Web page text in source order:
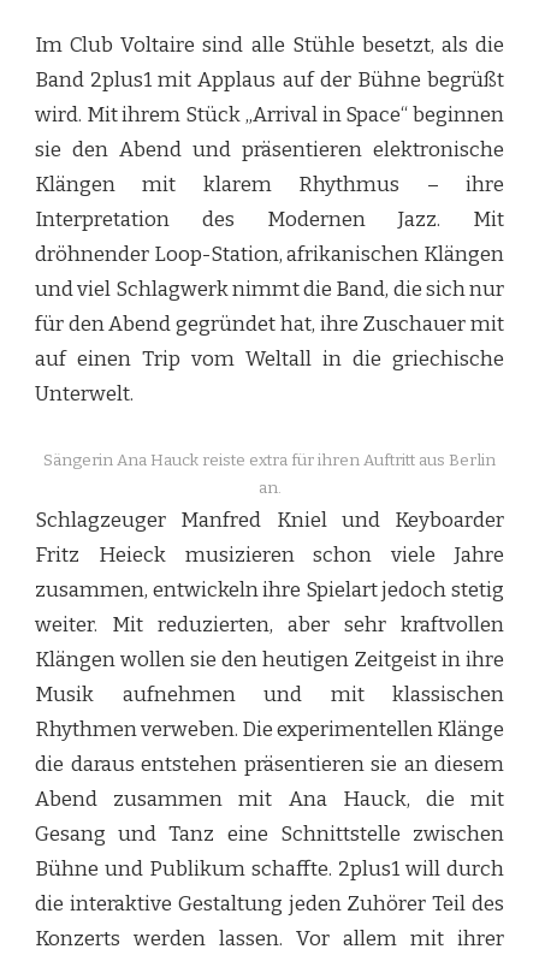
Im Club Voltaire sind alle Stühle besetzt, als die
Band 2plus1 mit Applaus auf der Bühne begrüßt
wird. Mit ihrem Stück „Arrival in Space“ beginnen
sie den Abend und präsentieren elektronische
Klängen mit klarem Rhythmus – ihre
Interpretation des Modernen Jazz. Mit
dröhnender Loop-Station, afrikanischen Klängen
und viel Schlagwerk nimmt die Band, die sich nur
für den Abend gegründet hat, ihre Zuschauer mit
auf einen Trip vom Weltall in die griechische
Unterwelt.
Sängerin Ana Hauck reiste extra für ihren Auftritt aus Berlin
an.
Schlagzeuger Manfred Kniel und Keyboarder
Fritz Heieck musizieren schon viele Jahre
zusammen, entwickeln ihre Spielart jedoch stetig
weiter. Mit reduzierten, aber sehr kraftvollen
Klängen wollen sie den heutigen Zeitgeist in ihre
Musik aufnehmen und mit klassischen
Rhythmen verweben. Die experimentellen Klänge
die daraus entstehen präsentieren sie an diesem
Abend zusammen mit Ana Hauck, die mit
Gesang und Tanz eine Schnittstelle zwischen
Bühne und Publikum schaffte. 2plus1 will durch
die interaktive Gestaltung jeden Zuhörer Teil des
Konzerts werden lassen. Vor allem mit ihrer